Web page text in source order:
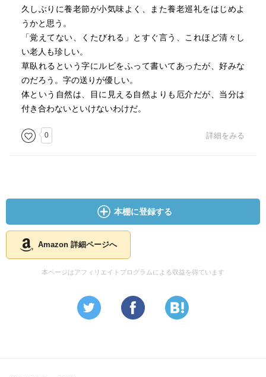
久しぶりに養老節が小気味よく、また養老巡礼をはじめよ
うかと思う。
「覚えてない、くたびれる」とすぐ言う、これほど清々し
い老人も珍しい。
草臥れるという字にルビをふって書いてあったが、好みな
のだろう。字の送りが優しい。
体という自然は、目に見える自然よりも厄介だが、当分は
付き合わないといけないわけだ。
0 詳細をみる
本棚に登録する
Amazon 詳細ページへ
本ページはアフィリエイトプログラムによる収益を得ています